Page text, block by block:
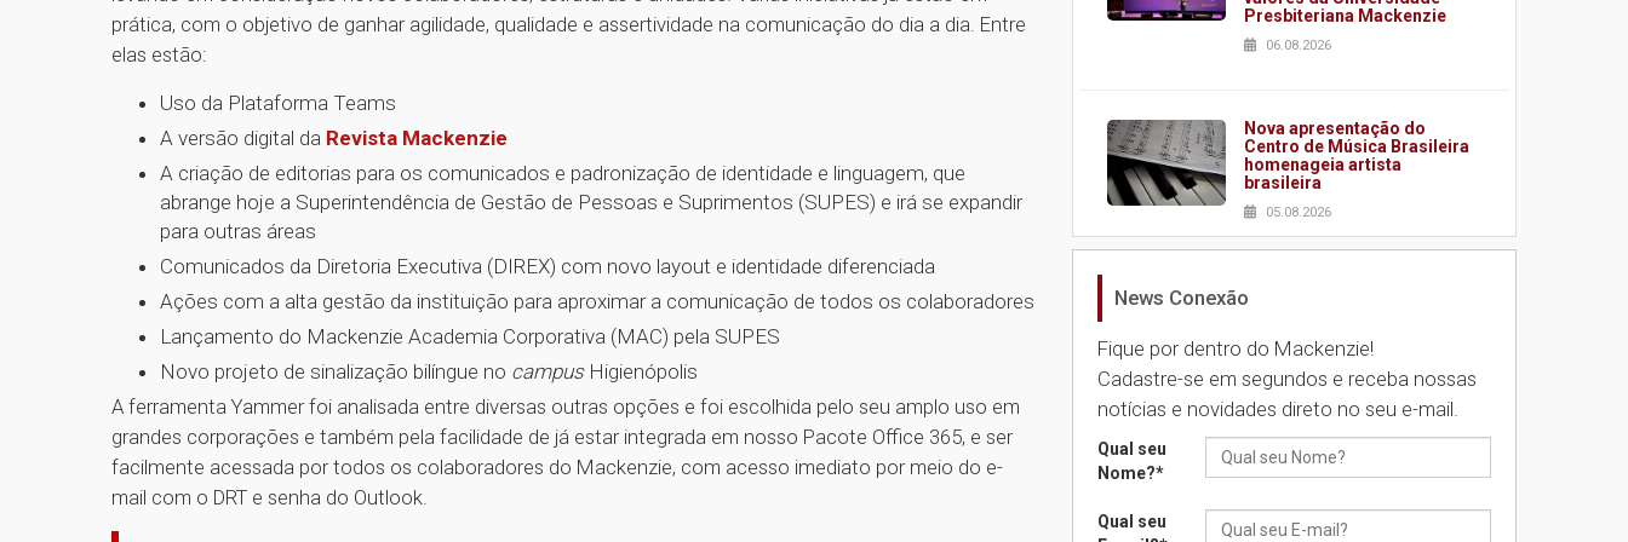
prática, com o objetivo de ganhar agilidade, qualidade e assertividade na comunicação do dia a dia. Entre
elas estão:
Uso da Plataforma Teams
A versão digital da Revista Mackenzie
A criação de editorias para os comunicados e padronização de identidade e linguagem, que
abrange hoje a Superintendência de Gestão de Pessoas e Suprimentos (SUPES) e irá se expandir
para outras áreas
Comunicados da Diretoria Executiva (DIREX) com novo layout e identidade diferenciada
Ações com a alta gestão da instituição para aproximar a comunicação de todos os colaboradores
Lançamento do Mackenzie Academia Corporativa (MAC) pela SUPES
Novo projeto de sinalização bilíngue no campusHigienópolis
A ferramenta Yammer foi analisada entre diversas outras opções e foi escolhida pelo seu amplo uso em
grandes corporações e também pela facilidade de já estar integrada em nosso Pacote Office 365, e ser
facilmente acessada por todos os colaboradores do Mackenzie, com acesso imediato por meio do e-
mail com o DRT e senha do Outlook.
Presbiteriana Mackenzie
06.08.2026
Nova apresentação do
Centro de Música Brasileira
homenageia artista
brasileira
05.08.2026
Universidade Mackenzie
Seminário discute desafios
das novas tecnologias em
sistemas solares
04.08.2026
News Conexão
Fique por dentro do Mackenzie!
Cadastre-se em segundos e receba nossas
notícias e novidades direto no seu e-mail.
Qual seu
Nome?*
Qual seu